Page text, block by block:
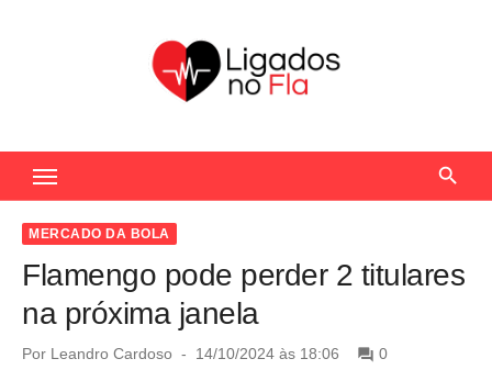
c
MERCADO DA BOLA
Flamengo pode perder 2 titulares
na próxima janela
Por Leandro Cardoso
P14/10/2024 às 18:06 0